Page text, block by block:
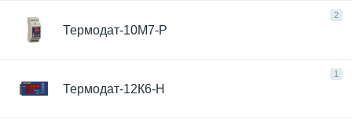
2
Термодат-10М7-Р
1
Термодат-12К6-Н